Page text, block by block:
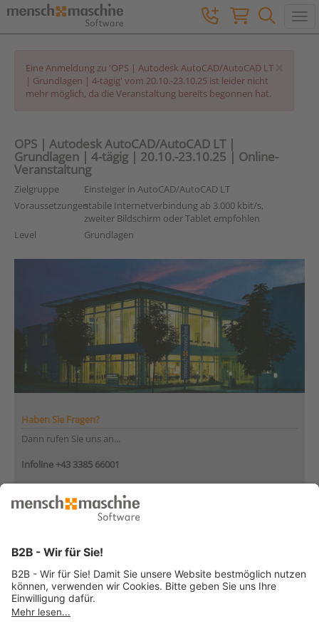
Eine Anmeldung zu 'OPS | Autodesk AutoCAD/AutoCAD LT
| Grundlagen | 4-tägig' vom 20.10.-23.10.25 ist leider nicht
mehr möglich, da die Veranstaltung bereits begonnen hat.
OPS | Autodesk AutoCAD/AutoCAD LT |
Grundlagen | 4-tägig | 20.10.-23.10.25 | Online-
Veranstaltung
Zielgruppe
Einsteiger in AutoCAD/AutoCAD LT
Voraussetzungenstabile Internetverbindung ab 3.000 kbit/s,
zweiter Bildschirm oder Tablet empfohlen
Level
Grundlagen
Haben Sie Fragen?
Dann rufen Sie uns an...
Infoline +43 3385 66001
von 08:30 bis 12:00 Uhr
und 12:30 bis 17:00 Uhr
von 08:30 bis 12:30 Uhr
... oder senden Sie uns Ihre Nachricht»